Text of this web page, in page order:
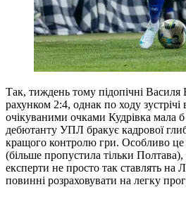
Так, тиждень тому підопічні Василя
рахунком 2:4, однак по ходу
очікуваними очками Кудрівка мала
дебютанту УПЛ бракує кадрової
кращого контролю гри. Особливо це
(більше пропустила тільки
експерти не просто так ставлять на
повинні розраховувати на легку